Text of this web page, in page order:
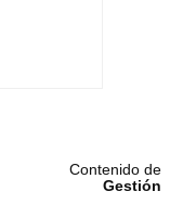
Contenido de
Gestión